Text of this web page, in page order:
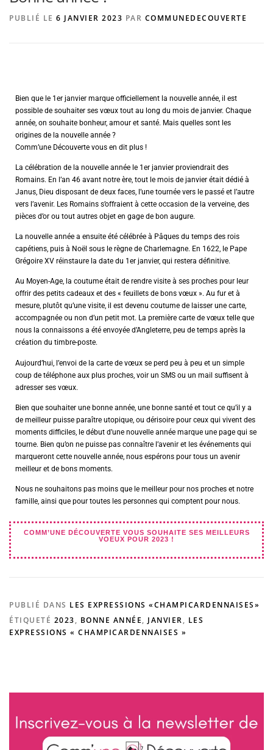
PUBLIÉ LE 6 JANVIER 2023 PAR COMMUNEDECOUVERTE
Bien que le 1er janvier marque officiellement la nouvelle année, il est
possible de souhaiter ses vœux tout au long du mois de janvier. Chaque
année, on souhaite bonheur, amour et santé. Mais quelles sont les
origines de la nouvelle année ?
Comm’une Découverte vous en dit plus !
La célébration de la nouvelle année le 1er janvier proviendrait des
Romains. En l’an 46 avant notre ère, tout le mois de janvier était dédié à
Janus, Dieu disposant de deux faces, l’une tournée vers le passé et l’autre
vers l’avenir. Les Romains s’offraient à cette occasion de la verveine, des
pièces d’or ou tout autres objet en gage de bon augure.
La nouvelle année a ensuite été célébrée à Pâques du temps des rois
capétiens, puis à Noël sous le règne de Charlemagne. En 1622, le Pape
Grégoire XV réinstaure la date du 1er janvier, qui restera définitive.
Au Moyen-Age, la coutume était de rendre visite à ses proches pour leur
offrir des petits cadeaux et des « feuillets de bons vœux ». Au fur et à
mesure, plutôt qu’une visite, il est devenu coutume de laisser une carte,
accompagnée ou non d’un petit mot. La première carte de vœux telle que
nous la connaissons a été envoyée d’Angleterre, peu de temps après la
création du timbre-poste.
Aujourd’hui, l’envoi de la carte de vœux se perd peu à peu et un simple
coup de téléphone aux plus proches, voir un SMS ou un mail suffisent à
adresser ses vœux.
Bien que souhaiter une bonne année, une bonne santé et tout ce qu’il y a
de meilleur puisse paraître utopique, ou dérisoire pour ceux qui vivent des
moments difficiles, le début d’une nouvelle année marque une page qui se
tourne. Bien qu’on ne puisse pas connaître l’avenir et les événements qui
marqueront cette nouvelle année, nous espérons pour tous un avenir
meilleur et de bons moments.
Nous ne souhaitons pas moins que le meilleur pour nos proches et notre
famille, ainsi que pour toutes les personnes qui comptent pour nous.
COMM’UNE DÉCOUVERTE VOUS SOUHAITE SES MEILLEURS
VOEUX POUR 2023 !
PUBLIÉ DANS LES EXPRESSIONS «CHAMPICARDENNAISES»
ÉTIQUETÉ 2023, BONNE ANNÉE, JANVIER, LES
EXPRESSIONS « CHAMPICARDENNAISES »